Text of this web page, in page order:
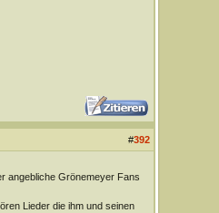
#392
angebliche Grönemeyer Fans
Lieder die ihm und seinen